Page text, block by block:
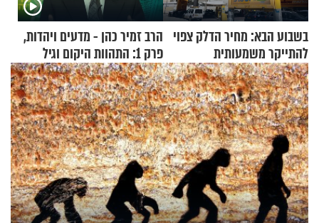
בשבוע הבא: מחיר הדלק צפוי
להתייקר משמעותית
הרב זמיר כהן - מדעים ויהדות,
פרק 1: התהוות היקום וגיל
העולם